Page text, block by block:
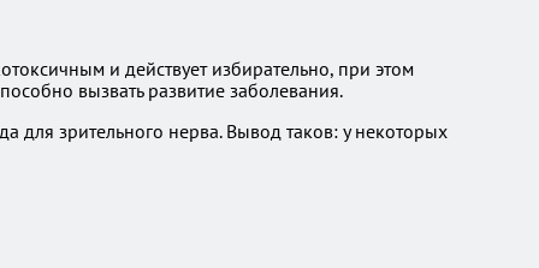
и действует избирательно, при этом
вызвать развитие заболевания.
для зрительного нерва. Вывод таков: у некоторых